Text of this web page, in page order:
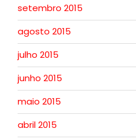
setembro 2015
agosto 2015
julho 2015
junho 2015
maio 2015
abril 2015